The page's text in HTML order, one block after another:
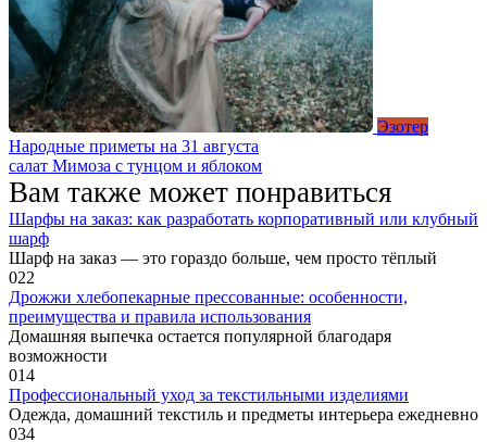
Эзотер
Народные приметы на 31 августа
салат Мимоза с тунцом и яблоком
Вам также может понравиться
Шарфы на заказ: как разработать корпоративный или клубный
шарф
Шарф на заказ — это гораздо больше, чем просто тёплый
022
Дрожжи хлебопекарные прессованные: особенности,
преимущества и правила использования
Домашняя выпечка остается популярной благодаря
возможности
014
Профессиональный уход за текстильными изделиями
Одежда, домашний текстиль и предметы интерьера ежедневно
034